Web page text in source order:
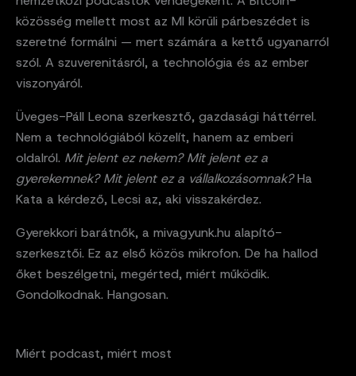
közösség mellett most az MI körüli párbeszédet is
szeretné formálni — mert számára a kettő ugyanarról
szól. A szuverenitásról, a technológia és az ember
viszonyáról.
Üveges-Páll Leona szerkesztő, gazdasági háttérrel.
Nem a technológiából közelít, hanem az emberi
oldalról. Mit jelent ez nekem? Mit jelent ez a
gyerekemnek? Mit jelent ez a vállalkozásomnak?Ha
Kata a kérdező, Lecsi az, aki visszakérdez.
Gyerekkori barátnők, a mivagyunk.hu alapító-
szerkesztői. Ez az első közös mikrofon. De ha hallod
őket beszélgetni, megérted, miért működik.
Gondolkodnak. Hangosan.
Miért podcast, miért most